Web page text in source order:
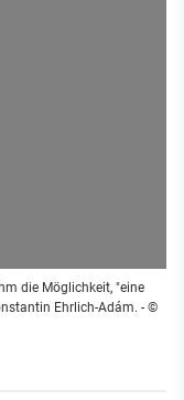
die Möglichkeit, "eine
Ehrlich-Adám. - ©